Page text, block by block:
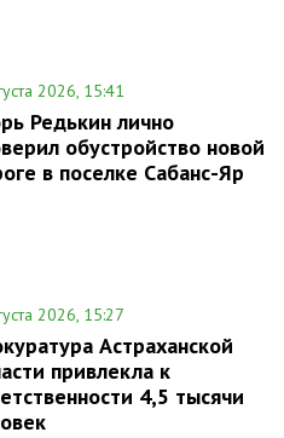
2026, 15:41
Редькин лично
обустройство новой
в поселке Сабанс-Яр
2026, 15:27
Астраханской
привлекла к
4,5 тысячи